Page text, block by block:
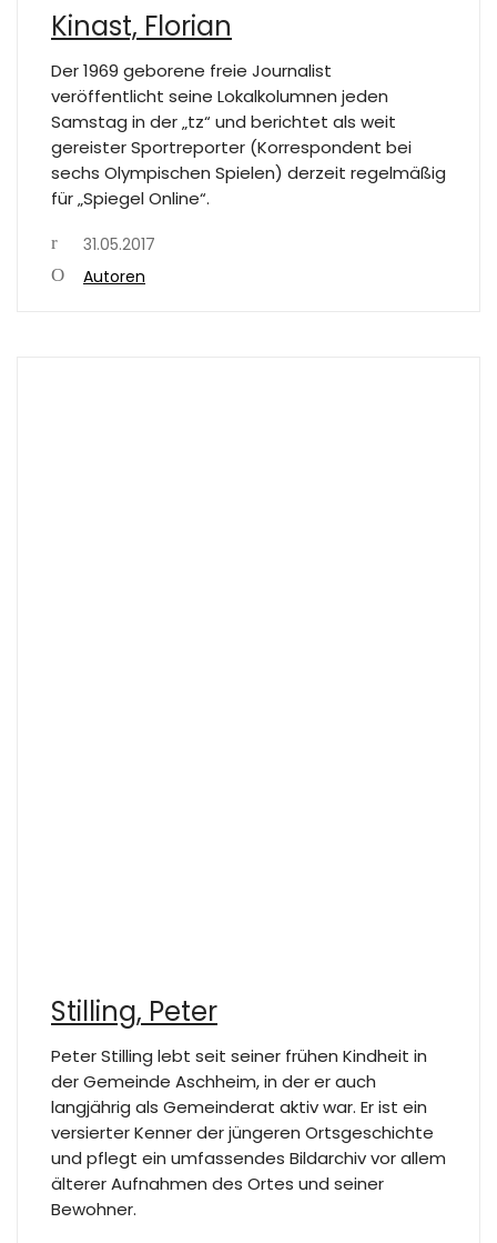
Kinast, Florian
Der 1969 geborene freie Journalist
veröffentlicht seine Lokalkolumnen jeden
Samstag in der „tz“ und berichtet als weit
gereister Sportreporter (Korrespondent bei
sechs Olympischen Spielen) derzeit regelmäßig
für „Spiegel Online“.
31.05.2017
Autoren
Stilling, Peter
Peter Stilling lebt seit seiner frühen Kindheit in
der Gemeinde Aschheim, in der er auch
langjährig als Gemeinderat aktiv war. Er ist ein
versierter Kenner der jüngeren Ortsgeschichte
und pflegt ein umfassendes Bildarchiv vor allem
älterer Aufnahmen des Ortes und seiner
Bewohner.